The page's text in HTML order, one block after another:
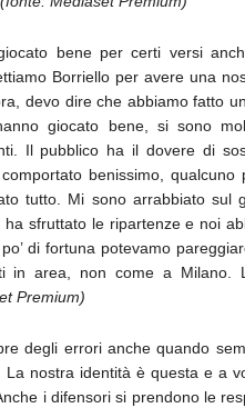
bene per certi versi
Borriello per avere una
devo dire che abbiamo fatto
giocato bene, si sono
Il pubblico ha il dovere di
benissimo, qualcuno
tutto. Mi sono arrabbiato
sfruttato le ripartenze e noi
di fortuna potevamo
in area, non come a Milano.
Premium)
degli errori anche quando
nostra identità è questa e a
i difensori si prendono le